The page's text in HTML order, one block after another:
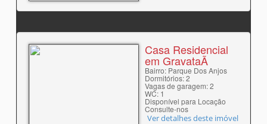
Casa Residencial
em GravataÃ­
Bairro: Parque Dos Anjos
Dormitórios: 2
Vagas de garagem: 2
WC: 1
Disponível para Locação
Consulte-nos
Ver detalhes deste imóvel